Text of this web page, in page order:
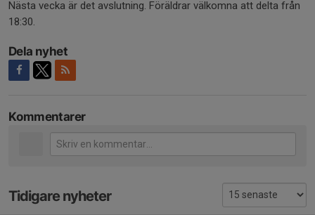
Nästa vecka är det avslutning. Föräldrar välkomna att delta från
18:30.
Dela nyhet
Kommentarer
Tidigare nyheter